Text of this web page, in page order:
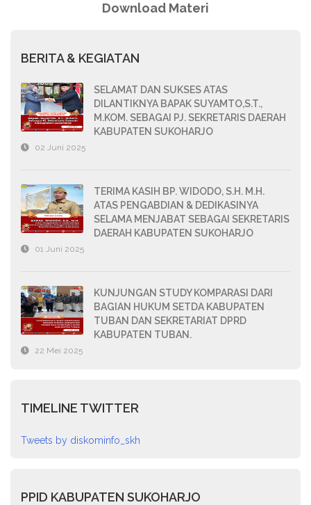
Download Materi
BERITA & KEGIATAN
SELAMAT DAN SUKSES ATAS
DILANTIKNYA BAPAK SUYAMTO,S.T.,
M.KOM. SEBAGAI PJ. SEKRETARIS DAERAH
KABUPATEN SUKOHARJO
02 Juni 2025
TERIMA KASIH BP. WIDODO, S.H. M.H.
ATAS PENGABDIAN & DEDIKASINYA
SELAMA MENJABAT SEBAGAI SEKRETARIS
DAERAH KABUPATEN SUKOHARJO
01 Juni 2025
KUNJUNGAN STUDY KOMPARASI DARI
BAGIAN HUKUM SETDA KABUPATEN
TUBAN DAN SEKRETARIAT DPRD
KABUPATEN TUBAN.
22 Mei 2025
TIMELINE TWITTER
Tweets by diskominfo_skh
PPID KABUPATEN SUKOHARJO